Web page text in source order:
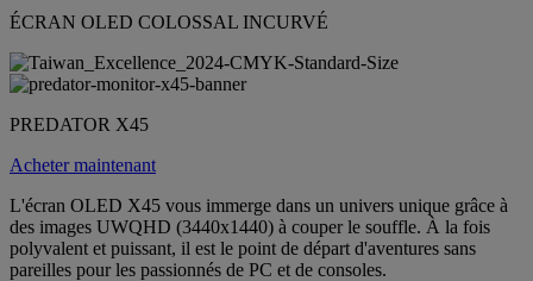
ÉCRAN OLED COLOSSAL INCURVÉ
PREDATOR X45
Acheter maintenant
L'écran OLED X45 vous immerge dans un univers unique grâce à
des images UWQHD (3440x1440) à couper le souffle. À la fois
polyvalent et puissant, il est le point de départ d'aventures sans
pareilles pour les passionnés de PC et de consoles.